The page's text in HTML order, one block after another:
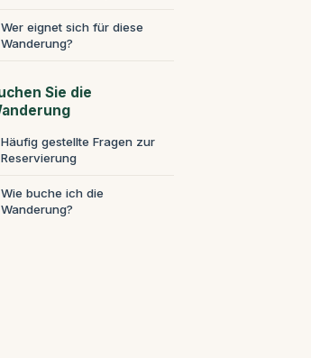
Wer eignet sich für diese
Wanderung?
Sie die
Häufig gestellte Fragen zur
Reservierung
Wie buche ich die
Wanderung?